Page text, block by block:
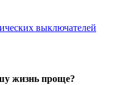
выключателей
жизнь проще?